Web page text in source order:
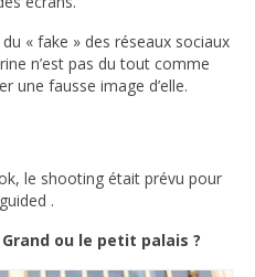
« fake » des réseaux sociaux
n’est pas du tout comme
une fausse image d’elle.
le shooting était prévu pour
.
Grand ou le petit palais ?